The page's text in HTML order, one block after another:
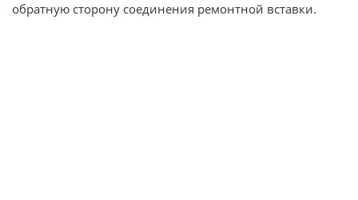
обратную сторону соединения ремонтной вставки.